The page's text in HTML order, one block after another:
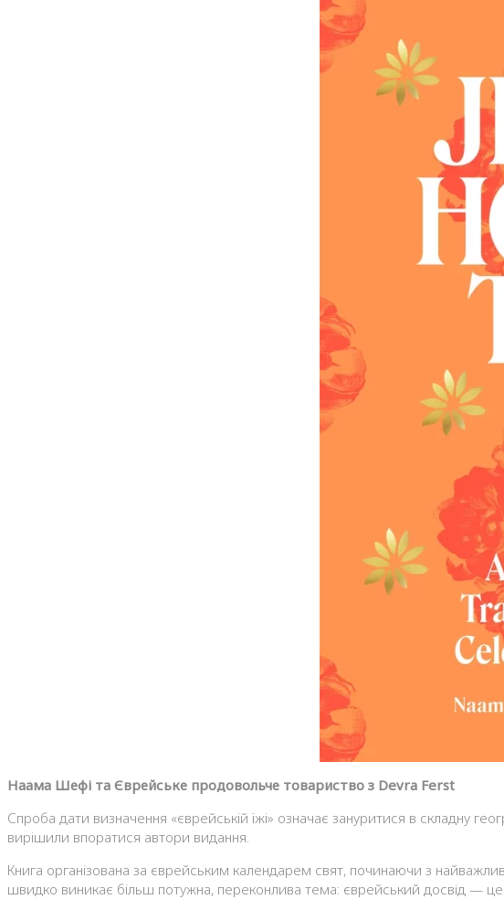
Наама Шефі та Єврейське продовольче товариство з Devra Ferst
Спроба дати визначення «єврейській їжі» означає зануритися в складну
вирішили впоратися автори видання.
Книга організована за єврейським календарем свят, починаючи з
швидко виникає більш потужна, переконлива тема: єврейський досвід — це